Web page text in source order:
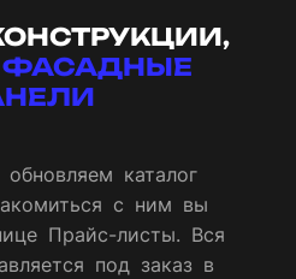
ФАСАДНЫЕ
каталог
с ним вы
Прайс-листы. Вся
под заказ в